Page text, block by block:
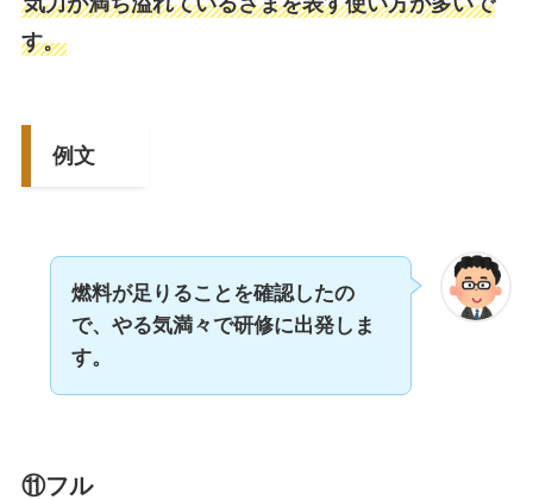
す。
例文
燃料が足りることを確認したの
で、やる気満々で研修に出発しま
す。
⑪フル